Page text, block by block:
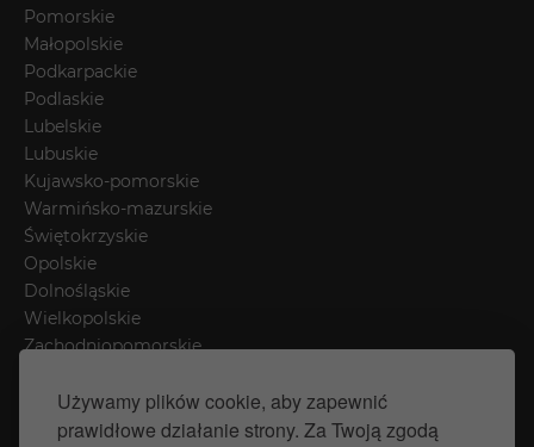
Używamy plików cookie, aby zapewnić
prawidłowe działanie strony. Za Twoją zgodą
Pomorskie
Małopolskie
Podkarpackie
Podlaskie
Lubelskie
Lubuskie
Kujawsko-pomorskie
Warmińsko-mazurskie
Świętokrzyskie
Opolskie
Dolnośląskie
Wielkopolskie
Zachodniopomorskie
Mazowieckie
Śląskie